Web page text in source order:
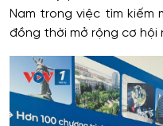
Nam trong việc tìm
đồng thời mở rộng cơ